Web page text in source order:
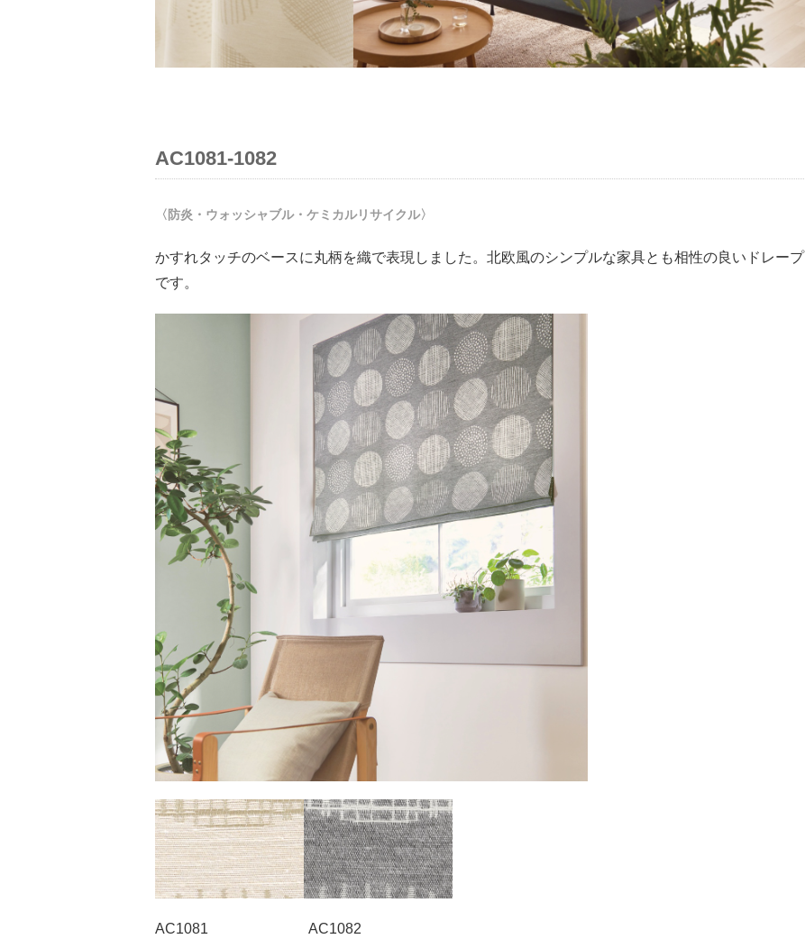
AC1081-1082
〈防炎・ウォッシャブル・ケミカルリサイクル〉
かすれタッチのベースに丸柄を織で表現しました。北欧風のシンプルな家具とも相性の良いドレープ
です。
AC1081 AC1082